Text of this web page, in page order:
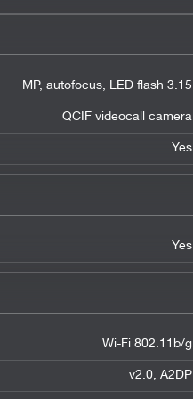
3.15 MP, autofocus, LED flash
QCIF videocall camera
Yes
Yes
Wi-Fi 802.11b/g
v2.0, A2DP